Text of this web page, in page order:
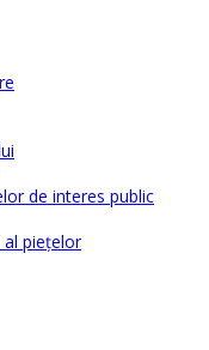
de interes public
al pieţelor